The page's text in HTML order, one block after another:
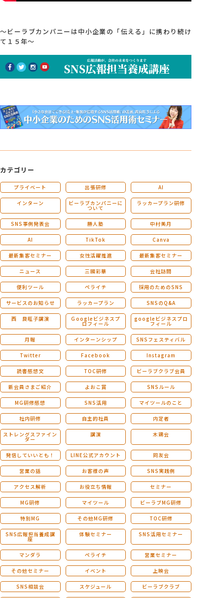
～ビーラブカンパニーは中小企業の「伝える」に携わり続け
て１５年～
カテゴリー
プライベート 出張研修 AI
インターン ビーラブカンパニーに
ついて
ラッカープラン研修
SNS事例発表会 勝人塾 中村美月
AI TikTok Canva
最新集客セミナー 女性活躍推進 最新集客セミナー
ニュース 三國彩華 会社訪問
便利ツール ペライチ 採用のためのSNS
サービスのお知らせ ラッカープラン SNSのQ&A
西 良旺子講演 Ｇoogleビジネスプ
ロフィール
googleビジネスプロ
フィール
月報 インターンシップ SNSフェスティバル
Twitter Facebook Instagram
読書感想文 TOC研修 ビーラブクラブ会員
新会員さまご紹介 よおこ賞 SNSルール
MG研修感想 SNS活用 マイツールのこと
社内研修 自主的社員 内定者
ストレングスファイン
ダー
講演 木鶏会
発信していいとも！ LINE公式アカウント 同友会
営業の話 お客様の声 SNS実践例
アクセス解析 お役立ち情報 セミナー
MG研修 マイツール ビーラブMG研修
特別MG その他MG研修 TOC研修
SNS広報担当養成講
座
体験セミナー SNS活用セミナー
マンダラ ペライチ 営業セミナー
その他セミナー イベント 上映会
SNS相談会 スケジュール ビーラブクラブ